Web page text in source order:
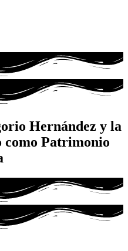
Hernández y la
como Patrimonio